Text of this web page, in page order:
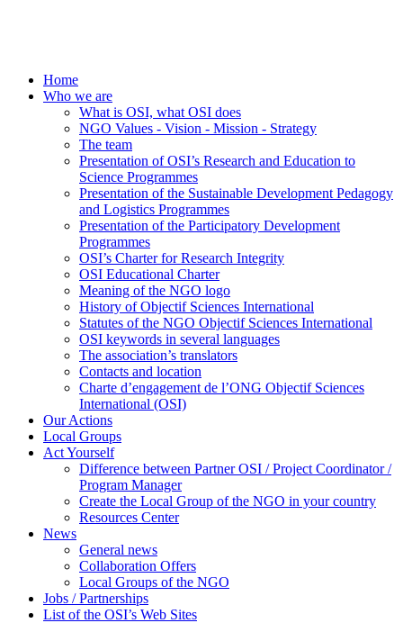
Home
Who we are
What is OSI, what OSI does
NGO Values - Vision - Mission - Strategy
The team
Presentation of OSI’s Research and Education to
Science Programmes
Presentation of the Sustainable Development Pedagogy
and Logistics Programmes
Presentation of the Participatory Development
Programmes
OSI’s Charter for Research Integrity
OSI Educational Charter
Meaning of the NGO logo
History of Objectif Sciences International
Statutes of the NGO Objectif Sciences International
OSI keywords in several languages
The association’s translators
Contacts and location
Charte d’engagement de l’ONG Objectif Sciences
International (OSI)
Our Actions
Local Groups
Act Yourself
Difference between Partner OSI / Project Coordinator /
Program Manager
Create the Local Group of the NGO in your country
Resources Center
News
General news
Collaboration Offers
Local Groups of the NGO
Jobs / Partnerships
List of the OSI’s Web Sites